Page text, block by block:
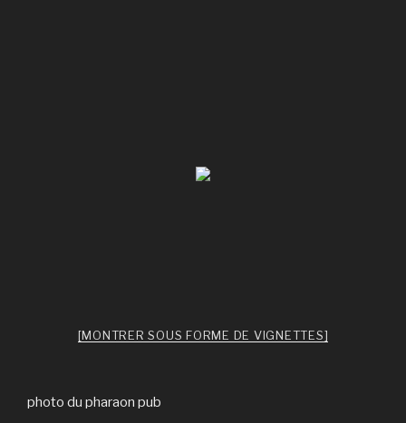
[MONTRER SOUS FORME DE VIGNETTES]
photo du pharaon pub